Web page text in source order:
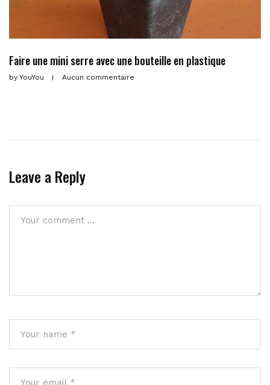
Faire une mini serre avec une bouteille en plastique
by YouYou Aucun commentaire
Leave a Reply